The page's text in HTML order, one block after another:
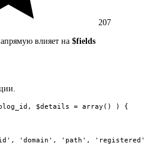
207
влияет на $fields
$details = array() ) {